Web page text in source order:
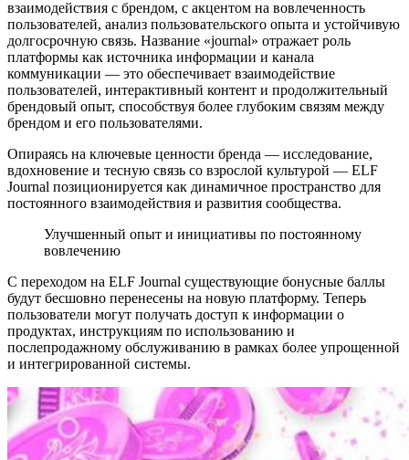
взаимодействия с брендом, с акцентом на вовлеченность
пользователей, анализ пользовательского опыта и устойчивую
долгосрочную связь. Название «journal» отражает роль
платформы как источника информации и канала
коммуникации — это обеспечивает взаимодействие
пользователей, интерактивный контент и продолжительный
брендовый опыт, способствуя более глубоким связям между
брендом и его пользователями.
Опираясь на ключевые ценности бренда — исследование,
вдохновение и тесную связь со взрослой культурой — ELF
Journal позиционируется как динамичное пространство для
постоянного взаимодействия и развития сообщества.
Улучшенный опыт и инициативы по постоянному
вовлечению
С переходом на ELF Journal существующие бонусные баллы
будут бесшовно перенесены на новую платформу. Теперь
пользователи могут получать доступ к информации о
продуктах, инструкциям по использованию и
послепродажному обслуживанию в рамках более упрощенной
и интегрированной системы.